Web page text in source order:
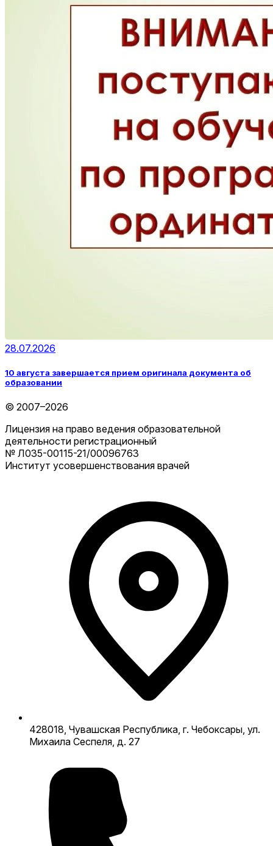
28.07.2026
10 августа завершается прием оригинала документа об
образовании
© 2007–2026
Лицензия на право ведения образовательной
деятельности регистрационный
№ Л035-00115-21/00096763
Институт усовершенствования врачей
428018, Чувашская Республика, г. Чебоксары, ул.
Михаила Сеспеля, д. 27